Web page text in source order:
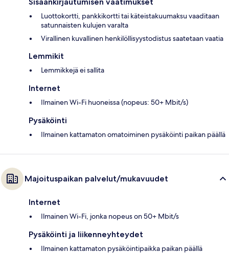
Luottokortti, pankkikortti tai käteistakuumaksu vaaditaan
satunnaisten kulujen varalta
Virallinen kuvallinen henkilöllisyystodistus saatetaan vaatia
Lemmikit
Lemmikkejä ei sallita
Internet
Ilmainen Wi-Fi huoneissa (nopeus: 50+ Mbit/s)
Pysäköinti
Ilmainen kattamaton omatoiminen pysäköinti paikan päällä
Majoituspaikan palvelut/mukavuudet
Internet
Ilmainen Wi-Fi, jonka nopeus on 50+ Mbit/s
Pysäköinti ja liikenneyhteydet
Ilmainen kattamaton pysäköintipaikka paikan päällä